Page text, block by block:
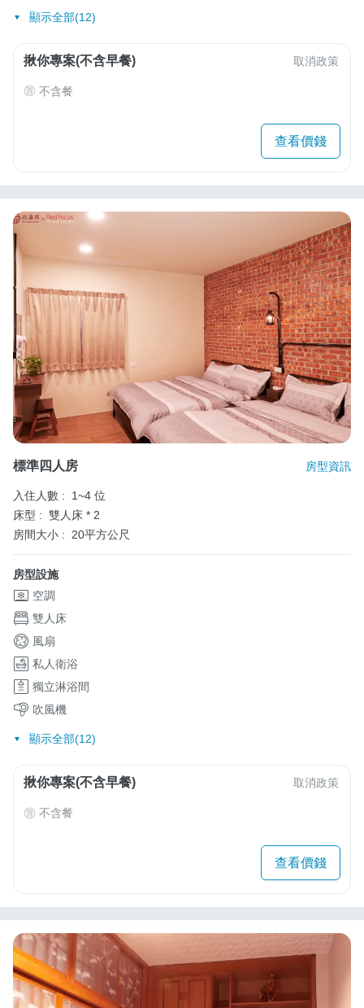
顯示全部(12)
揪你專案(不含早餐) 取消政策
不含餐
查看價錢
標準四人房 房型資訊
入住人數 :
1~4 位
床型 : 雙人床 * 2
房間大小 :
20平方公尺
房型設施
空調
雙人床
風扇
私人衛浴
獨立淋浴間
吹風機
顯示全部(12)
揪你專案(不含早餐) 取消政策
不含餐
查看價錢